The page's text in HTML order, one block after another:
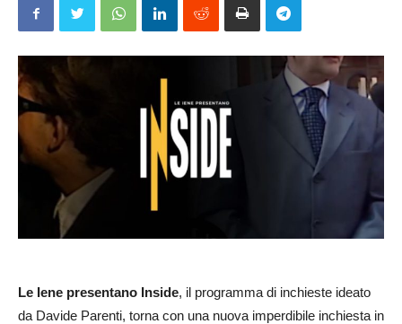
Le Iene presentano Inside, il programma di inchieste ideato
da Davide Parenti, torna con una nuova imperdibile inchiesta in